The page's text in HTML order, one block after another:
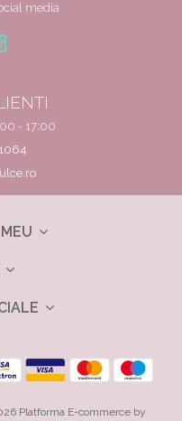
media
- 17:00
Platforma E-commerce by